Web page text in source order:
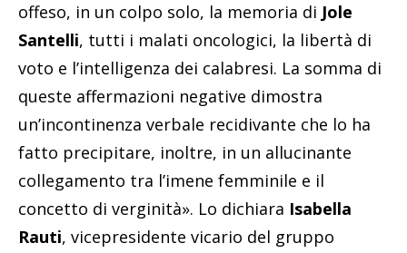
offeso, in un colpo solo, la memoria di Jole
Santelli, tutti i malati oncologici, la libertà di
voto e l’intelligenza dei calabresi. La somma di
queste affermazioni negative dimostra
un’incontinenza verbale recidivante che lo ha
fatto precipitare, inoltre, in un allucinante
collegamento tra l’imene femminile e il
concetto di verginità». Lo dichiara Isabella
Rauti, vicepresidente vicario del gruppo